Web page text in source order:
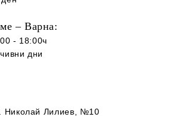
– Варна:
- 18:00ч
дни
Николай Лилиев, №10